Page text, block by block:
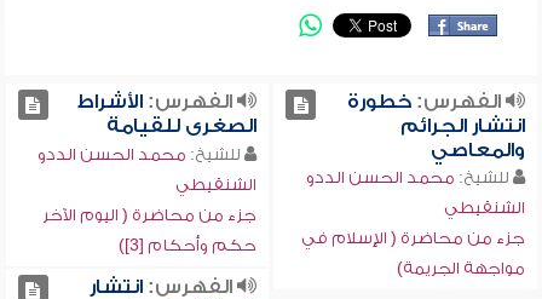
الفهرس:خطورة
انتشار الجرائم
والمعاصي
للشيخ: محمد الحسن الددو
الشنقيطي
جزء من محاضرة ( الإسلام في
مواجهة الجريمة)
الفهرس:الأشراط
الصغرى للقيامة
للشيخ: محمد الحسن الددو
الشنقيطي
جزء من محاضرة ( اليوم الآخر
حكم وأحكام [3])
الفهرس:انتشار